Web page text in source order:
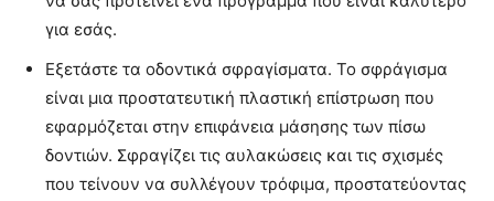
για εσάς.
Εξετάστε τα οδοντικά σφραγίσματα. Το σφράγισμα
είναι μια προστατευτική πλαστική επίστρωση που
εφαρμόζεται στην επιφάνεια μάσησης των πίσω
δοντιών. Σφραγίζει τις αυλακώσεις και τις σχισμές
που τείνουν να συλλέγουν τρόφιμα, προστατεύοντας